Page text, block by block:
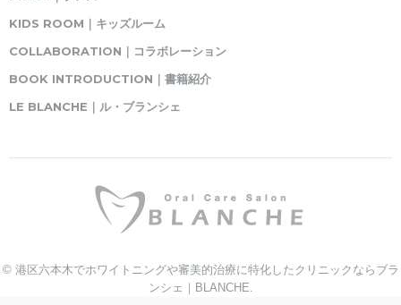
KIDS ROOM｜キッズルーム
COLLABORATION｜コラボレーション
BOOK INTRODUCTION｜書籍紹介
LE BLANCHE｜ル・ブランシェ
© 港区六本木でホワイトニングや審美的治療に特化したクリニックならブラ
ンシェ｜BLANCHE.